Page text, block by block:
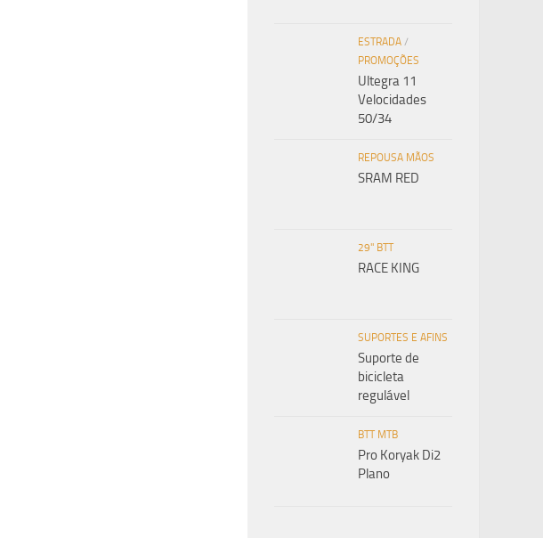
ESTRADA /
PROMOÇÕES
Ultegra 11
Velocidades
50/34
REPOUSA MÃOS
SRAM RED
29" BTT
RACE KING
SUPORTES E AFINS
Suporte de
bicicleta
regulável
BTT MTB
Pro Koryak Di2
Plano